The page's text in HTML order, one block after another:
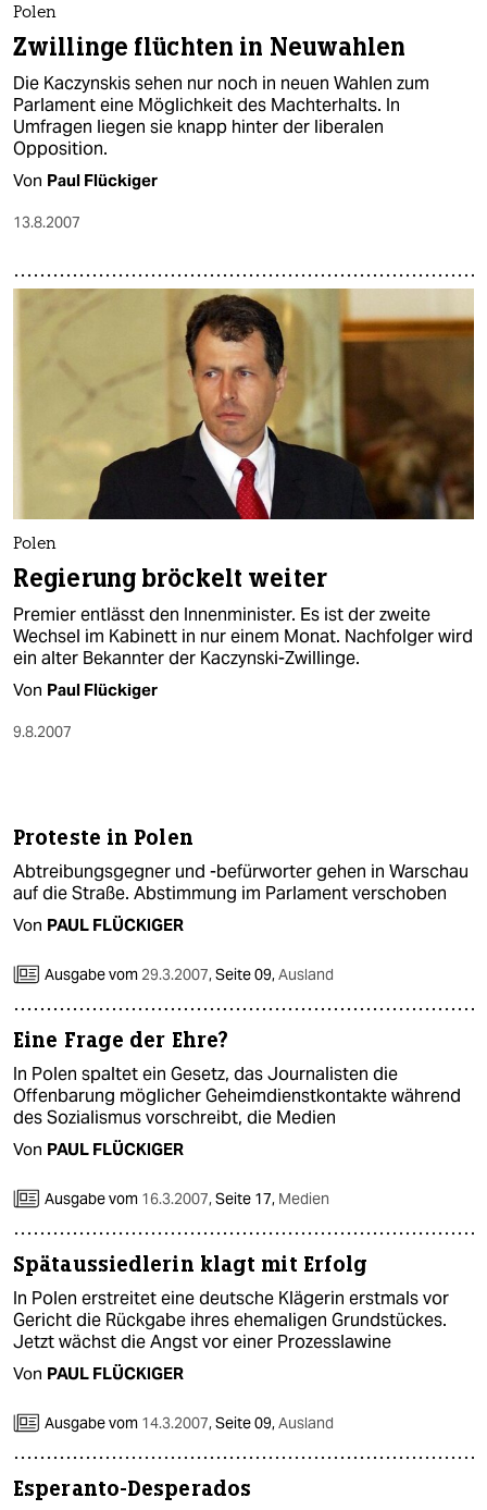
Polen
Zwillinge flüchten in Neuwahlen
Die Kaczynskis sehen nur noch in neuen Wahlen zum
Parlament eine Möglichkeit des Machterhalts. In
Umfragen liegen sie knapp hinter der liberalen
Opposition.
Von Paul Flückiger
13.8.2007
Polen
Regierung bröckelt weiter
Premier entlässt den Innenminister. Es ist der zweite
Wechsel im Kabinett in nur einem Monat. Nachfolger wird
ein alter Bekannter der Kaczynski-Zwillinge.
Von Paul Flückiger
9.8.2007
Proteste in Polen
Abtreibungsgegner und -befürworter gehen in Warschau
auf die Straße. Abstimmung im Parlament verschoben
Von PAUL FLÜCKIGER
Ausgabe vom 29.3.2007,Seite 09,Ausland
Eine Frage der Ehre?
In Polen spaltet ein Gesetz, das Journalisten die
Offenbarung möglicher Geheimdienstkontakte während
des Sozialismus vorschreibt, die Medien
Von PAUL FLÜCKIGER
Ausgabe vom 16.3.2007,Seite 17, Medien
Spätaussiedlerin klagt mit Erfolg
In Polen erstreitet eine deutsche Klägerin erstmals vor
Gericht die Rückgabe ihres ehemaligen Grundstückes.
Jetzt wächst die Angst vor einer Prozesslawine
Von PAUL FLÜCKIGER
Ausgabe vom 14.3.2007,Seite 09,Ausland
Esperanto-Desperados